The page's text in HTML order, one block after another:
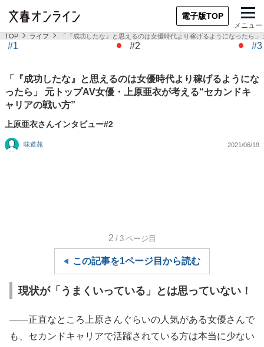
電子版TOP
メニュー
TOP ライフ 「『成功したな』と思えるのは女優時代より稼げるようになったら
#1 #2 #3
「『成功したな』と思えるのは女優時代より稼げるようにな
ったら」 元トップAV女優・上原亜衣が考える“セカンドキ
ャリアの戦い方”
上原亜衣さんインタビュー#2
味道苑 2021/06/19
2 /3 ページ目
この記事を1ページ目から読む
現状が「うまくいっている」とは思っていない！
――正直なところ上原さんぐらいの人気がある女優さんで
も、セカンドキャリアで活躍されている方は本当に少ない